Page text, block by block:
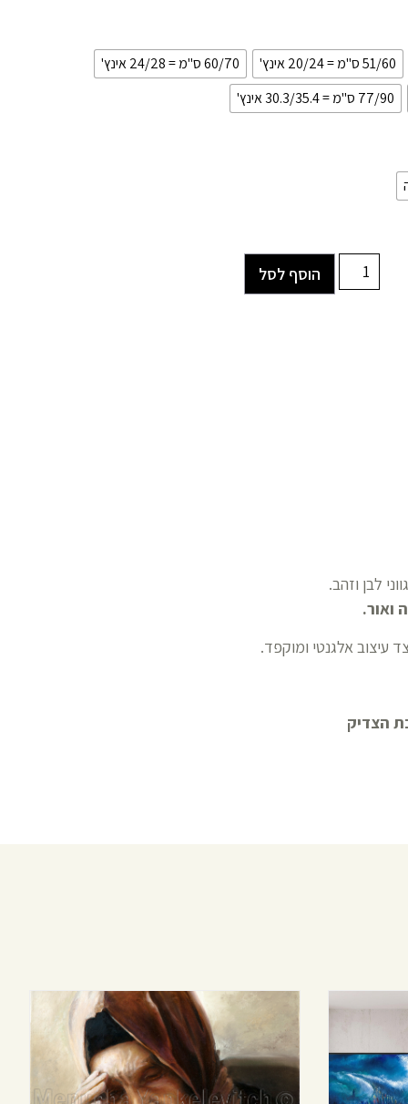
51/60 ס"מ = 20/24 אינץ'
60/70 ס"מ = 24/28 אינץ'
77/90 ס"מ = 30.3/35.4 אינץ'
הוסף לסל
לבן וזהב.
ואור.
עיצוב אלגנטי ומוקפד.
הצדיק